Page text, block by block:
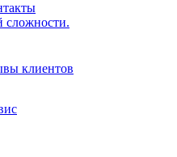
сложности.
клиентов